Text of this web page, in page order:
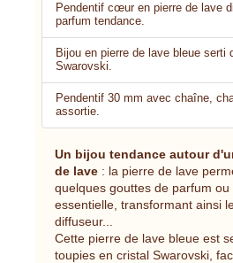
Pendentif cœur en pierre de lave
parfum tendance.
Bijou en pierre de lave bleue serti
Swarovski.
Pendentif 30 mm avec chaîne,
assortie.
Un bijou tendance autour
de lave : la pierre de lave
quelques gouttes de parfum ou
essentielle, transformant ainsi
diffuseur...
Cette pierre de lave bleue est
toupies en cristal Swarovski,